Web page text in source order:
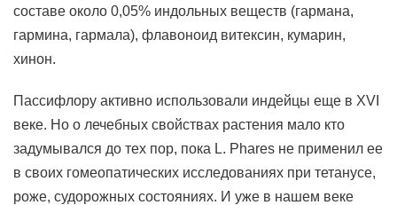
составе около 0,05% индольных веществ (гармана,
гармина, гармала), флавоноид витексин, кумарин,
хинон.
Пассифлору активно использовали индейцы еще в XVI
веке. Но о лечебных свойствах растения мало кто
задумывался до тех пор, пока L. Phares не применил ее
в своих гомеопатических исследованиях при тетанусе,
роже, судорожных состояниях. И уже в нашем веке